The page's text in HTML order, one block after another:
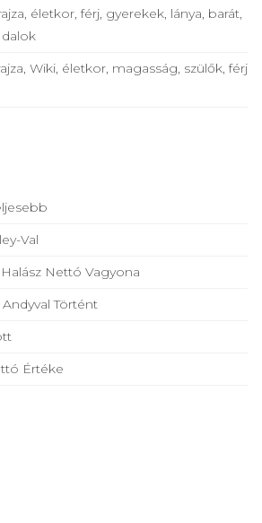
életkor, férj, gyerekek, lánya, barát,
Wiki, életkor, magasság, szülők, férj
Val
Nettó Vagyona
Történt
Értéke